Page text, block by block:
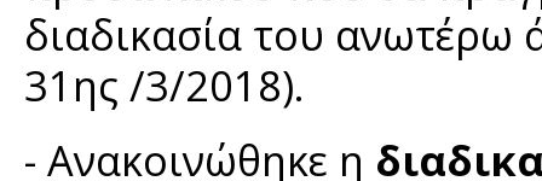
διαδικασία του ανωτέρω
31ης /3/2018).
- Ανακοινώθηκε η